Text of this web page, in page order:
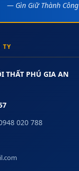
— Gìn Giữ Thành Công
TY
THẤT PHÚ GIA AN
020 788